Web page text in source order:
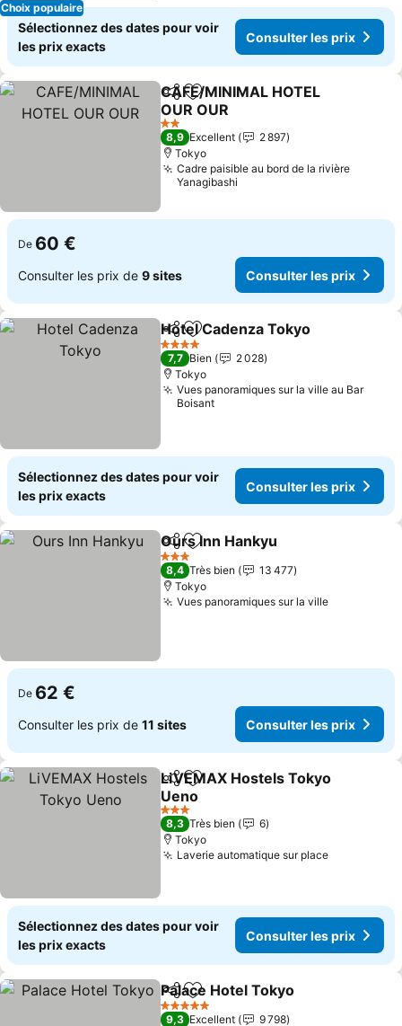
Choix populaire
Sélectionnez des dates pour voir
les prix exacts
Consulter les prix
PartagerAjouter à mes favoris
CAFE/MINIMAL HOTEL
OUR OUR
Consulter les prix
2 Étoiles
8,9 Excellent
2 897
Tokyo
Cadre paisible au bord de la rivière
Yanagibashi
De 60 €
Consulter les prix de 9 sites Consulter les prix
PartagerAjouter à mes favoris
Hotel Cadenza Tokyo
4 Étoiles
7,7 Bien
2 028
Tokyo
Vues panoramiques sur la ville au Bar
Boisant
Sélectionnez des dates pour voir
les prix exacts
Consulter les prix
PartagerAjouter à mes favoris
Ours Inn Hankyu
3 Étoiles
8,4 Très bien
13 477
Tokyo
Vues panoramiques sur la villeConsulter
De 62 €
Consulter les prix de 11 sites Consulter les prix
PartagerAjouter à mes favoris
LiVEMAX Hostels Tokyo
Ueno
Consulter les prix
3 Étoiles
8,3 Très bien
6
Tokyo
Laverie automatique sur placeConsulter
Sélectionnez des dates pour voir
les prix exacts
Consulter les prix
PartagerAjouter à mes favoris
Palace Hotel Tokyo
5 Étoiles
9,3 Excellent 9 798